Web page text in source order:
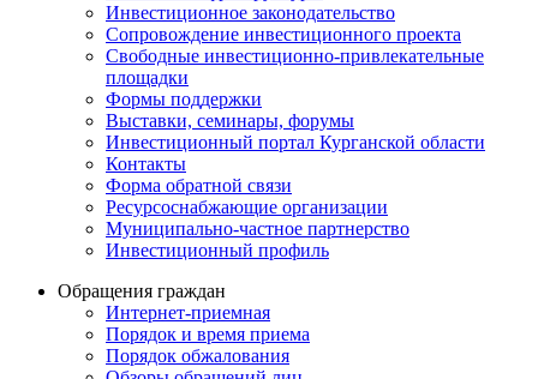
Инвестиционное законодательство
Сопровождение инвестиционного проекта
Свободные инвестиционно-привлекательные
площадки
Формы поддержки
Выставки, семинары, форумы
Инвестиционный портал Курганской области
Контакты
Форма обратной связи
Ресурсоснабжающие организации
Муниципально-частное партнерство
Инвестиционный профиль
Обращения граждан
Интернет-приемная
Порядок и время приема
Порядок обжалования